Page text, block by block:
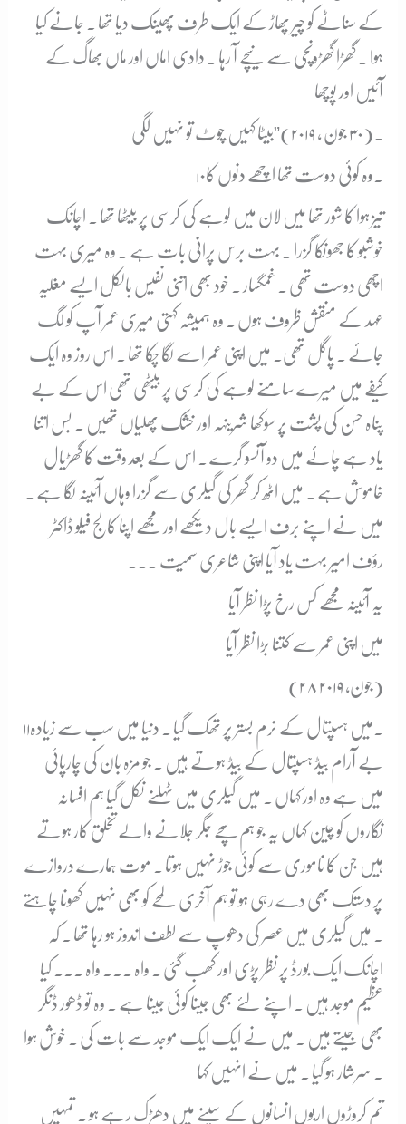
کے سناٹے کو چیر پھاڑ کے ایک طرف پھینک دیا تھا ۔ جانے کیا
ہوا ۔ گھڑا گھڑونچی سے نیچے آ رہا ۔ دادی اماں اور ماں بھاگ کے
آئیں اور پوچھا
۔(۳۰ جون ، ۲۰۱۹)”بیٹا کہیں چوٹ تو نہیں لگی
وہ کوئی دوست تھا اچھے دنوں کا
تیز ہوا کا شور تھا میں لان میں لوہے کی کرسی پر بیٹھا تھا ۔ اچانک
خوشبو کا جھونکا گزرا ۔ بہت برس پرانی بات ہے ۔ وہ میری بہت
اچھی دوست تھی ۔ غمگسار ۔ خود بھی اتنی نفیس بالکل ایسے مغلیہ
عہد کے منقش ظروف ہوں ۔ وہ ہمیشہ کہتی میری عمر آپ کو لگ
جائے ۔ پاگل تھی۔ میں اپنی عمر اسے لگا چکا تھا ۔ اس روز وہ ایک
کیفے میں میرے سامنے لوہے کی کرسی پر بیٹھی تھی اس کے بے
پناہ حسن کی پشت پر سوکھا شرینہہ اور خشک پھلیاں تھیں ۔ بس اتنا
یاد ہے چائے میں دو آنسو گرے ۔ اس کے بعد وقت کا گھڑیال
خاموش ہے ۔ میں اٹھ کر گھر کی گیلری سے گزرا وہاں آئینہ لگا ہے ۔
میں نے اپنے برف ایسے بال دیکھے اور مجھے اپنا کالج فیلو ڈاکٹر
رؤف امیر بہت یاد آیا اپنی شاعری سمیت ۔۔۔
یہ آئینہ مجھے کس رخ پڑا نظر آیا
میں اپنی عمر سے کتنا بڑا نظر آیا
(۲۸ جون، ۲۰۱۹)
میں ہسپتال کے نرم بستر پر تھک گیا ۔ دنیا میں سب سے زیادہ
بے آرام بیڈ ہسپتال کے بیڈ ہوتے ہیں ۔ جو مزہ بان کی چارپائی
میں ہے وہ اور کہاں ۔ میں گیلری میں ٹہلنے نکل گیا ہم افسانہ
نگاروں کو چین کہاں یہ جو ہم سچے جگر جلانے والے تخلق کار ہوتے
ہیں جن کا ناموری سے کوئی جوڑ نہیں ہوتا ۔ موت ہمارے دروازے
پر دستک بھی دے رہی ہو تو ہم آخری لمحے کو بھی نہیں کھونا چاہتے
۔ میں گیلری میں عصر کی دھوپ سے لطف اندوز ہو رہا تھا ۔ کہ
اچانک ایک بورڈ پر نظر پڑی اور کھب گئی ۔ واہ ۔۔۔ واہ ۔۔۔ کیا
عظیم موجد ہیں ۔ اپنے لئے بھی جینا کوئی جینا ہے ۔ وہ تو ڈھور ڈنگر
بھی جیتے ہیں ۔ میں نے ایک ایک موجد سے بات کی ۔ خوش ہوا
۔ سرشار ہو گیا ۔ میں نے انہیں کہا
تم کروڑوں اربوں انسانوں کے سینے میں دھڑک رہے ہو ۔ تمہیں